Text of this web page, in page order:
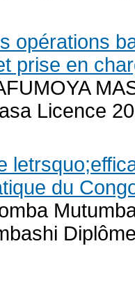
opérations
prise en
Licence
du